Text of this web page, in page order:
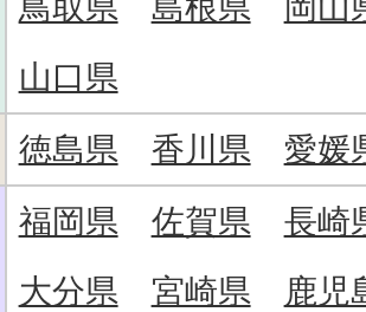
鳥取県 島根県
岡山
山口県
徳島県 香川県 愛媛
福岡県 佐賀県
長崎
大分県
宮崎県
鹿児